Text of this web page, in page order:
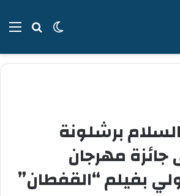
بحثالوضع
برشلونة
مهرجان
بفيلم “القفطان”